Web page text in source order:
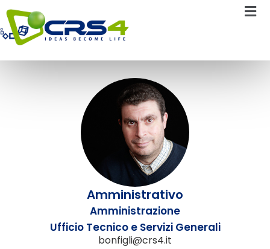
Amministrativo
Amministrazione
Ufficio Tecnico e Servizi Generali
bonfigli@crs4.it